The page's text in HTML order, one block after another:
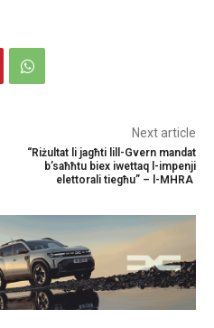
Next article
“Riżultat li jagħti lill-Gvern mandat
b’saħħtu biex iwettaq l-impenji
elettorali tiegħu” – l-MHRA